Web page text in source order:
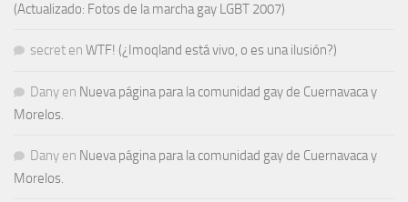
(Actualizado: Fotos de la marcha gay LGBT 2007)
secret en WTF! (¿Imoqland está vivo, o es una ilusión?)
Dany en Nueva página para la comunidad gay de Cuernavaca y
Morelos.
Dany en Nueva página para la comunidad gay de Cuernavaca y
Morelos.